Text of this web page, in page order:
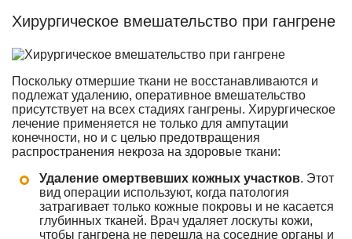
Хирургическое вмешательство при гангрене
Поскольку отмершие ткани не восстанавливаются и
подлежат удалению, оперативное вмешательство
присутствует на всех стадиях гангрены. Хирургическое
лечение применяется не только для ампутации
конечности, но и с целью предотвращения
распространения некроза на здоровые ткани:
Удаление омертвевших кожных участков. Этот
вид операции используют, когда патология
затрагивает только кожные покровы и не касается
глубинных тканей. Врач удаляет лоскуты кожи,
чтобы гангрена не перешла на соседние органы и